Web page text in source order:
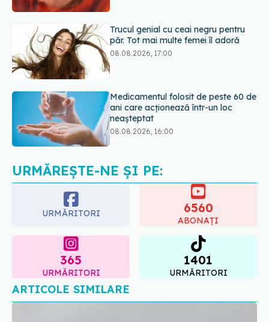
Medicamentul folosit de peste 60 de
ani care acționează într-un loc
Transpirații nocturne: semnul ignorat
care poate ascunde probleme
serioase de sănătate
URMĂREȘTE-NE ȘI PE:
URMĂRITORI 6560
ABONAȚI
365
URMĂRITORI
1401
URMĂRITORI
ARTICOLE SIMILARE